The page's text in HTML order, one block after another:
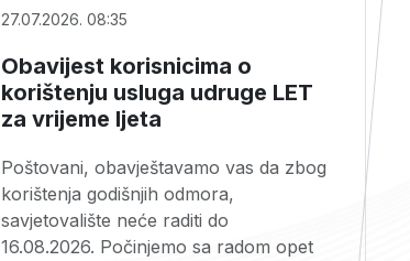
27.07.2026. 08:35
Obavijest korisnicima o
korištenju usluga udruge LET
za vrijeme ljeta
Poštovani, obavještavamo vas da zbog
korištenja godišnjih odmora,
savjetovalište neće raditi do
16.08.2026. Počinjemo sa radom opet